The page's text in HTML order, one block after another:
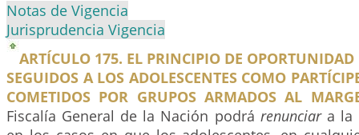
Notas de Vigencia
Jurisprudencia Vigencia
ARTÍCULO 175. EL PRINCIPIO DE OPORTUNIDAD
SEGUIDOS A LOS ADOLESCENTES COMO
COMETIDOS POR GRUPOS ARMADOS AL
Fiscalía General de la Nación podrá renunciara la